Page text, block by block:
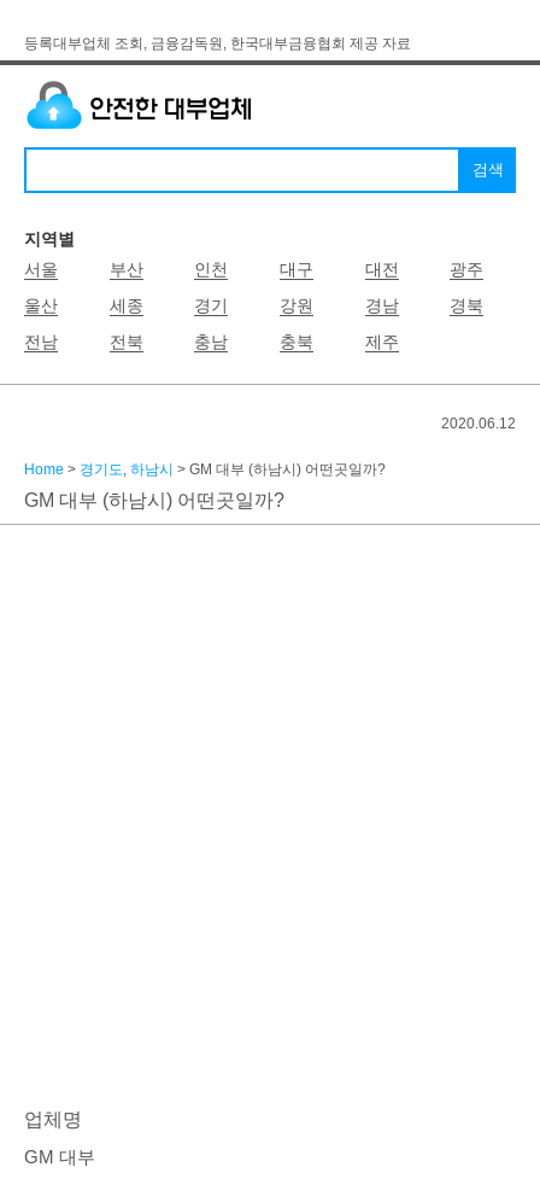
등록대부업체 조회, 금융감독원, 한국대부금융협회 제공 자료
지역별
서울
부산 인천 대구 대전
광주
울산
세종 경기 강원 경남
경북
전남
전북 충남 충북 제주
2020.06.12
Home > 경기도, 하남시 > GM 대부 (하남시) 어떤곳일까?
GM 대부 (하남시) 어떤곳일까?
업체명
GM 대부